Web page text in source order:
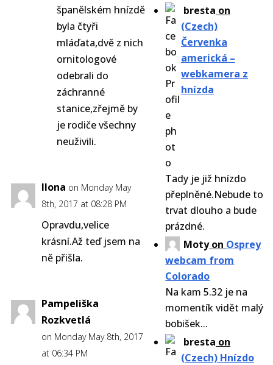
bresta on
(Czech)
Červenka
americká –
webkamera z
hnízda
Tady je již hnízdo
přeplněné.Nebude to
trvat dlouho a bude
prázdné.
Motyon Osprey
webcam from
Colorado
Na kam 5.32 je na
momentík vidět malý
bobišek...
bresta on
(Czech) Hnízdo
španělském hnízdě
byla čtyři
mláďata,dvě z nich
ornitologové
odebrali do
záchranné
stanice,zřejmě by
je rodiče všechny
neuživili.
Ilona on Monday May
8th, 2017 at 08:28 PM
Opravdu,velice
krásní.Až teď jsem na
ně přišla.
Pampeliška
Rozkvetlá
on Monday May 8th, 2017
at 06:34 PM